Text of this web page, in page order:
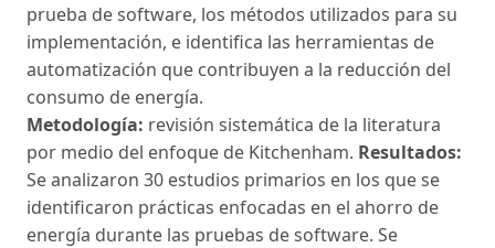
prueba de software, los métodos utilizados para su
implementación, e identifica las herramientas de
automatización que contribuyen a la reducción del
consumo de energía.
Metodología: revisión sistemática de la literatura
por medio del enfoque de Kitchenham. Resultados:
Se analizaron 30 estudios primarios en los que se
identificaron prácticas enfocadas en el ahorro de
energía durante las pruebas de software. Se